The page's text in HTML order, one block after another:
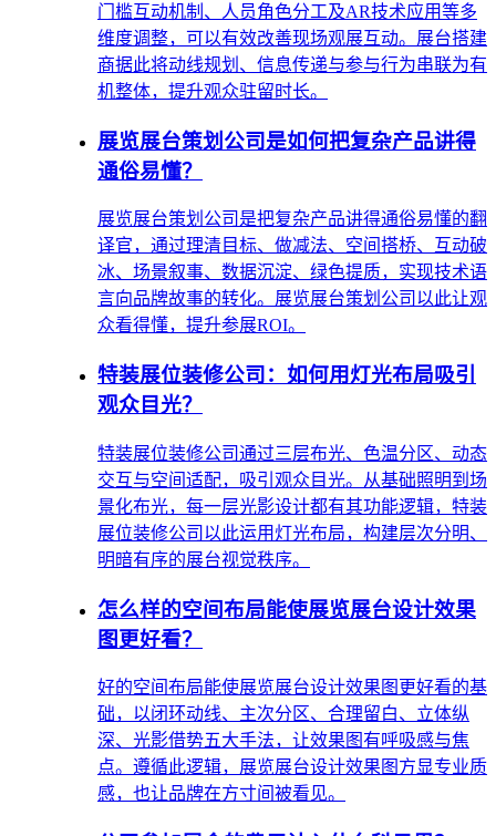
门槛互动机制、人员角色分工及AR技术应用等多
维度调整，可以有效改善现场观展互动。展台搭建
商据此将动线规划、信息传递与参与行为串联为有
机整体，提升观众驻留时长。
展览展台策划公司是如何把复杂产品讲得
通俗易懂？
展览展台策划公司是把复杂产品讲得通俗易懂的翻
译官，通过理清目标、做减法、空间搭桥、互动破
冰、场景叙事、数据沉淀、绿色提质，实现技术语
言向品牌故事的转化。展览展台策划公司以此让观
众看得懂，提升参展ROI。
特装展位装修公司：如何用灯光布局吸引
观众目光？
特装展位装修公司通过三层布光、色温分区、动态
交互与空间适配，吸引观众目光。从基础照明到场
景化布光，每一层光影设计都有其功能逻辑，特装
展位装修公司以此运用灯光布局，构建层次分明、
明暗有序的展台视觉秩序。
怎么样的空间布局能使展览展台设计效果
图更好看？
好的空间布局能使展览展台设计效果图更好看的基
础，以闭环动线、主次分区、合理留白、立体纵
深、光影借势五大手法，让效果图有呼吸感与焦
点。遵循此逻辑，展览展台设计效果图方显专业质
感，也让品牌在方寸间被看见。